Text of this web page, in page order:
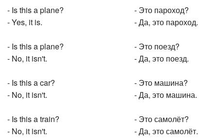
- Is this a plane?
- Yes, it is.
- Is this a plane?
- No, it isn't.
- Is this a car?
- No, it isn't.
- Is this a train?
- No, it isn't.
- Это пароход?
- Да, это пароход.
- Это поезд?
- Да, это поезд.
- Это машина?
- Да, это машина.
- Это самолёт?
- Да, это самолёт.